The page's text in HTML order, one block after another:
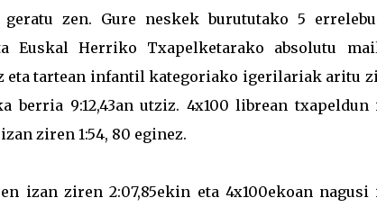
zen. Gure neskek burututako 5
Herriko Txapelketarako absolutu
eta tartean infantil kategoriako igerilariak aritu
9:12,43an utziz. 4x100 librean txapeldun
ziren 1:54, 80 eginez.
izan ziren 2:07,85ekin eta 4x100ekoan nagusi